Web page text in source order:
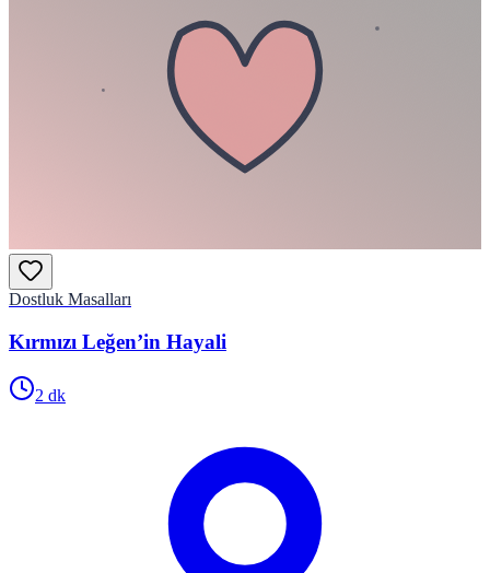
Dostluk Masalları
Kırmızı Leğen’in Hayali
2 dk